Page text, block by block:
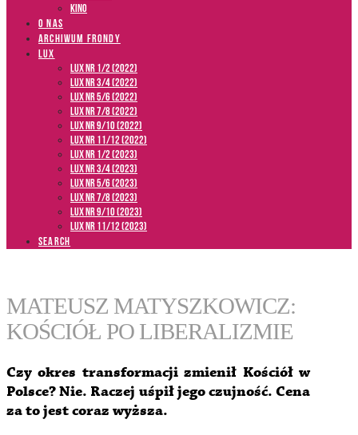
Kino
O NAS
ARCHIWUM FRONDY
LUX
LUX NR 1/2 (2022)
LUX NR 3/4 (2022)
LUX NR 5/6 (2022)
LUX NR 7/8 (2022)
LUX nr 9/10 (2022)
LUX NR 11/12 (2022)
LUX NR 1/2 (2023)
LUX NR 3/4 (2023)
LUX NR 5/6 (2023)
LUX NR 7/8 (2023)
LUX NR 9/10 (2023)
LUX NR 11/12 (2023)
SEARCH
MATEUSZ MATYSZKOWICZ:
KOŚCIÓŁ PO LIBERALIZMIE
Czy okres transformacji zmienił Kościół w
Polsce? Nie. Raczej uśpił jego czujność. Cena
za to jest coraz wyższa.